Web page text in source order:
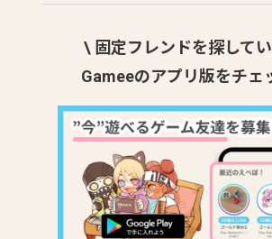
\ 固定フレンドを探して
Gameeのアプリ版をチェ